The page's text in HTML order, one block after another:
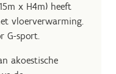
x H4m) heeft
vloerverwarming.
G-sport.
akoestische